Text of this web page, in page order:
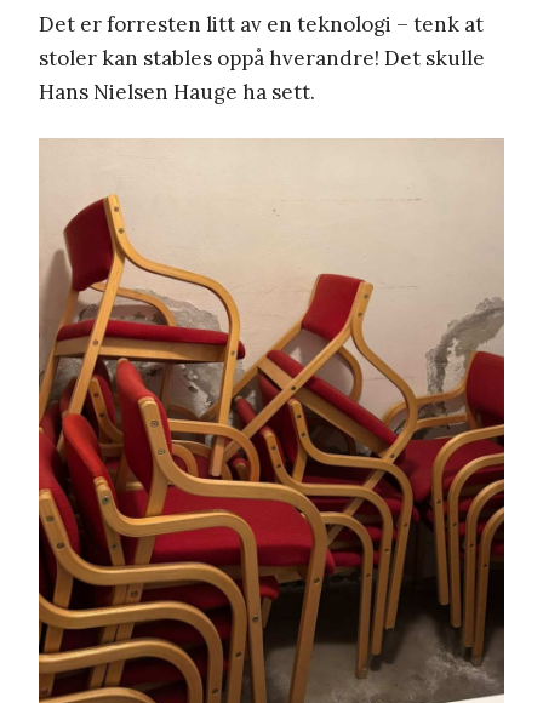
Det er forresten litt av en teknologi – tenk at
stoler kan stables oppå hverandre! Det skulle
Hans Nielsen Hauge ha sett.